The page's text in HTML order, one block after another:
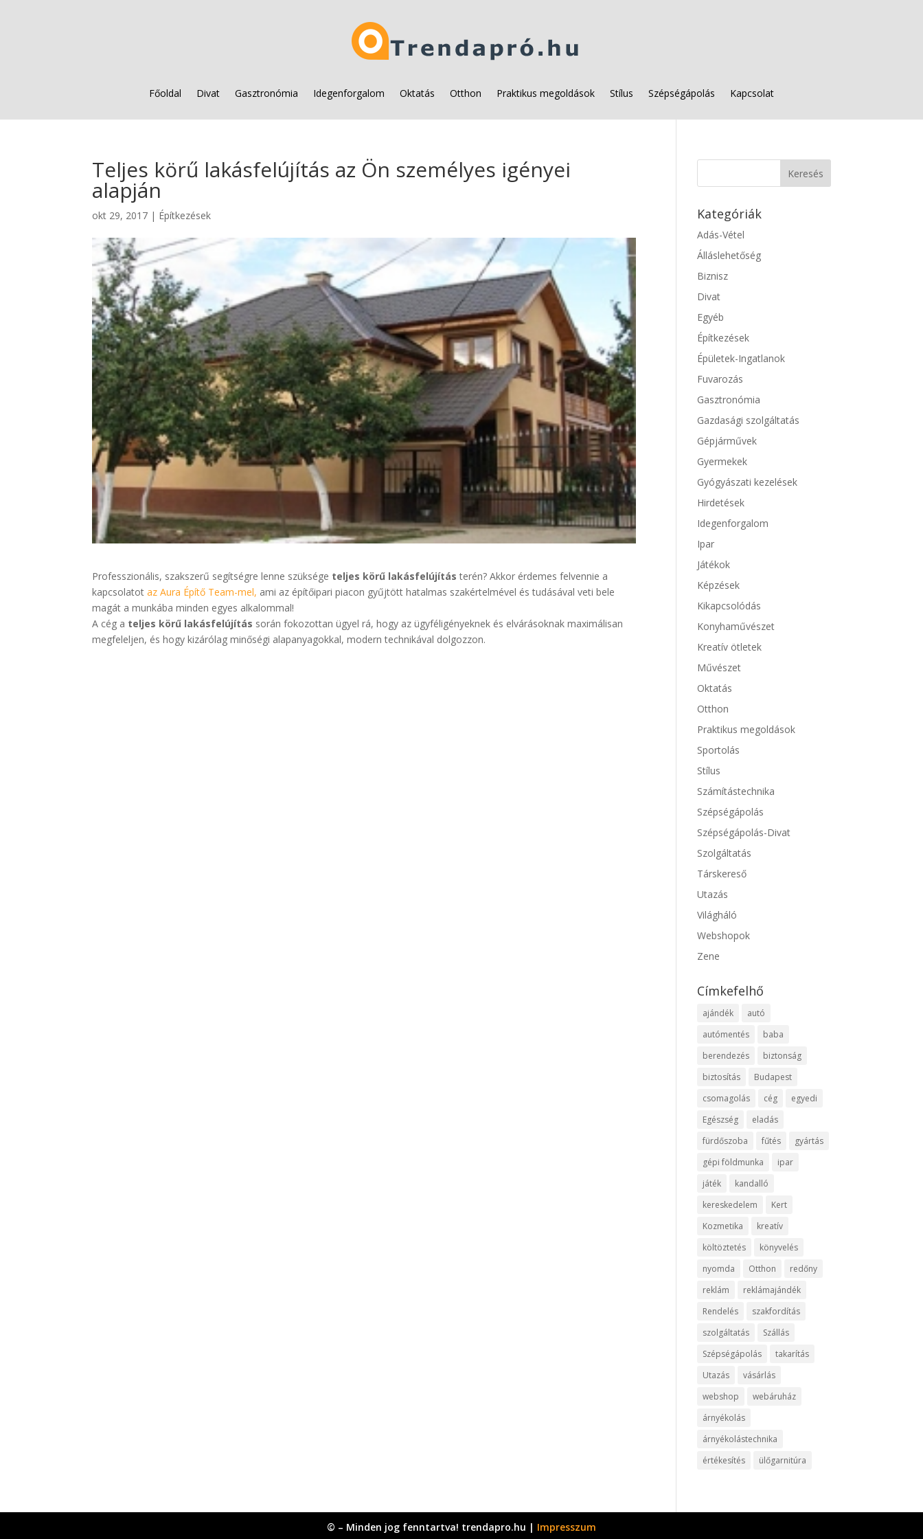
Főoldal Divat Gasztronómia Idegenforgalom Oktatás Otthon Praktikus megoldások Stílus Szépségápolás Kapcsolat
Teljes körű lakásfelújítás az Ön személyes igényei
alapján
okt 29, 2017 | Építkezések
Professzionális, szakszerű segítségre lenne szüksége teljes körű lakásfelújításterén? Akkor érdemes felvennie a
kapcsolatotaz Aura Építő Team-mel, ami az építőipari piacon gyűjtött hatalmas szakértelmével és tudásával veti bele
magát a munkába minden egyes alkalommal!
A cég a teljes körű lakásfelújítás során fokozottan ügyel rá, hogy az ügyféligényeknek és elvárásoknak maximálisan
megfeleljen, és hogy kizárólag minőségi alapanyagokkal, modern technikával dolgozzon.
Kategóriák
Adás-Vétel
Álláslehetőség
Biznisz
Divat
Egyéb
Építkezések
Épületek-Ingatlanok
Fuvarozás
Gasztronómia
Gazdasági szolgáltatás
Gépjárművek
Gyermekek
Gyógyászati kezelések
Hirdetések
Idegenforgalom
Ipar
Játékok
Képzések
Kikapcsolódás
Konyhaművészet
Kreatív ötletek
Művészet
Oktatás
Otthon
Praktikus megoldások
Sportolás
Stílus
Számítástechnika
Szépségápolás
Szépségápolás-Divat
Szolgáltatás
Társkereső
Utazás
Világháló
Webshopok
Zene
Címkefelhő
ajándék
autó
autómentés
baba
berendezés
biztonság
biztosítás
Budapest
csomagolás
cég
egyedi
Egészség
eladás
fürdőszoba
fűtés
gyártás
gépi földmunka
ipar
játék
kandalló
kereskedelem
Kert
Kozmetika
kreatív
költöztetés
könyvelés
nyomda
Otthon
redőny
reklám
reklámajándék
Rendelés
szakfordítás
szolgáltatás
Szállás
Szépségápolás
takarítás
Utazás
vásárlás
webshop
webáruház
árnyékolás
árnyékolástechnika
értékesítés
ülőgarnitúra
© – Minden jog fenntartva! trendapro.hu | Impresszum